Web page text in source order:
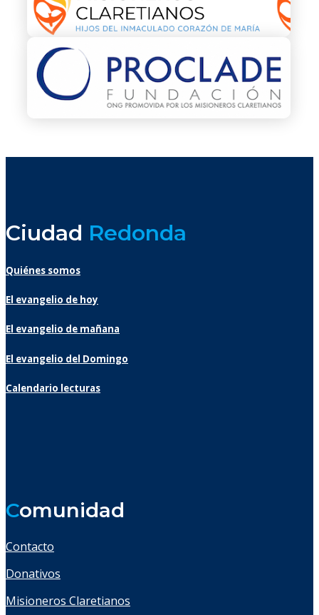
Ciudad Redonda
Quiénes somos
El evangelio de hoy
El evangelio de mañana
El evangelio del Domingo
Calendario lecturas
Comunidad
Contacto
Donativos
Misioneros Claretianos